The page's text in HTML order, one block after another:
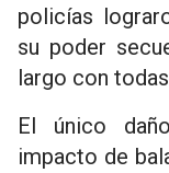
policías
su poder
largo con
El único
impacto de